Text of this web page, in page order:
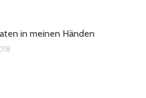
in meinen Händen